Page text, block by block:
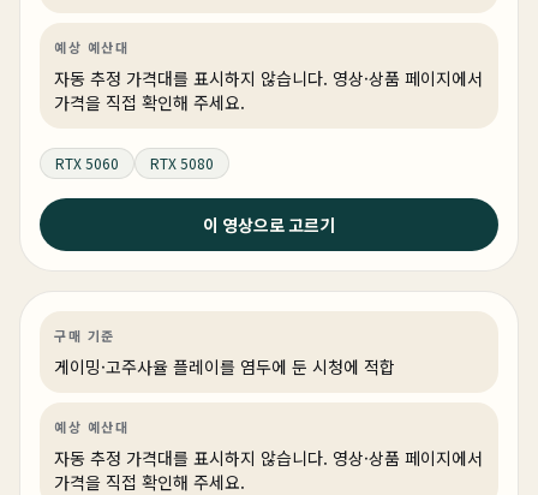
예상 예산대
자동 추정 가격대를 표시하지 않습니다. 영상·상품 페이지에서
가격을 직접 확인해 주세요.
RTX 5060 RTX 5080
이 영상으로 고르기
2026년 6월 22일
2026 상반기 게이밍 컴퓨터의 기준 디자인부터 성능까지
완벽!
구매 기준
게이밍·고주사율 플레이를 염두에 둔 시청에 적합
예상 예산대
자동 추정 가격대를 표시하지 않습니다. 영상·상품 페이지에서
가격을 직접 확인해 주세요.